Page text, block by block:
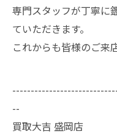
専門スタッフが丁寧に
ていただきます。
これからも皆様のご来
--
買取大吉 盛岡店